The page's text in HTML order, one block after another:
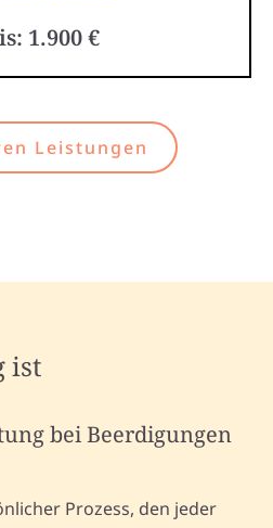
1.900 €
Leistungen
ist
bei Beerdigungen
Prozess, den jeder